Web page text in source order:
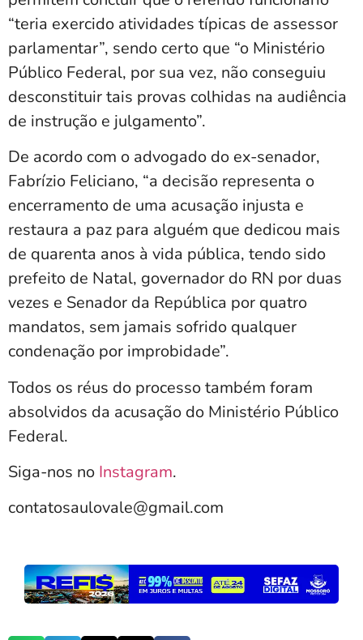
“teria exercido atividades típicas de assessor
parlamentar”, sendo certo que “o Ministério
Público Federal, por sua vez, não conseguiu
desconstituir tais provas colhidas na audiência
de instrução e julgamento”.
De acordo com o advogado do ex-senador,
Fabrízio Feliciano, “a decisão representa o
encerramento de uma acusação injusta e
restaura a paz para alguém que dedicou mais
de quarenta anos à vida pública, tendo sido
prefeito de Natal, governador do RN por duas
vezes e Senador da República por quatro
mandatos, sem jamais sofrido qualquer
condenação por improbidade”.
Todos os réus do processo também foram
absolvidos da acusação do Ministério Público
Federal.
Siga-nos no Instagram.
contatosaulovale@gmail.com